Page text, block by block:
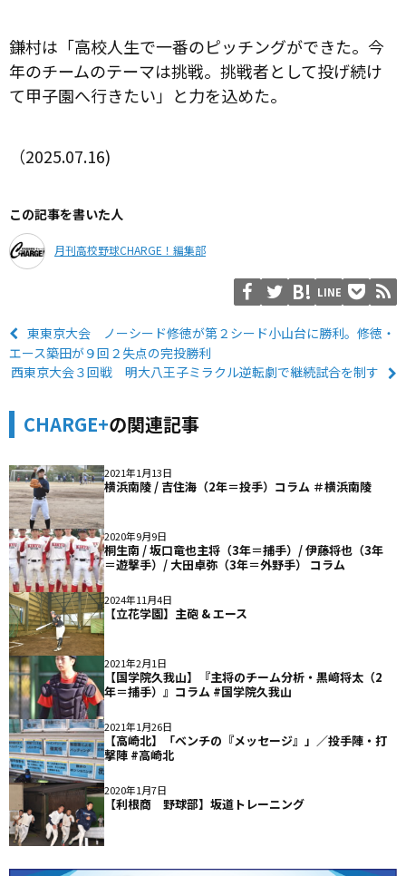
鎌村は「高校人生で一番のピッチングができた。今
年のチームのテーマは挑戦。挑戦者として投げ続け
て甲子園へ行きたい」と力を込めた。
（2025.07.16)
この記事を書いた人
月刊高校野球CHARGE！編集部
LINE
東東京大会 ノーシード修徳が第２シード小山台に勝利。修徳・
エース築田が９回２失点の完投勝利
西東京大会３回戦 明大八王子ミラクル逆転劇で継続試合を制す
CHARGE+の関連記事
2021年1月13日
横浜南陵 / 吉住海（2年＝投手）コラム ＃横浜南陵
2020年9月9日
桐生南 / 坂口竜也主将（3年＝捕手）/ 伊藤将也（3年
＝遊撃手）/ 大田卓弥（3年＝外野手） コラム
2024年11月4日
【立花学園】主砲 & エース
2021年2月1日
【国学院久我山】『主将のチーム分析・黒﨑将太（2
年＝捕手）』コラム #国学院久我山
2021年1月26日
【高崎北】「ベンチの『メッセージ』」／投手陣・打
撃陣 #高崎北
2020年1月7日
【利根商 野球部】坂道トレーニング